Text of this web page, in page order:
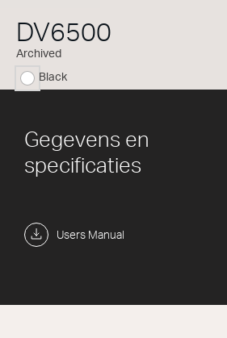
DV6500
Archived
geselecteerd
Black
Gegevens en
specificaties
Users Manual